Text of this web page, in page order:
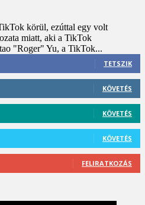
körül, ezúttal egy volt
miatt, aki a TikTok
"Roger" Yu, a TikTok...
TETSZIK
KÖVETÉS
KÖVETÉS
KÖVETÉS
FELIRATKOZÁS